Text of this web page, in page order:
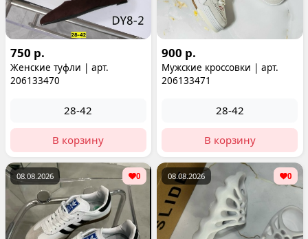
750 р.
Женские туфли | арт.
206133470
28-42
В корзину
900 р.
Мужские кроссовки | арт.
206133471
28-42
В корзину
08.08.2026 0 08.08.2026 0